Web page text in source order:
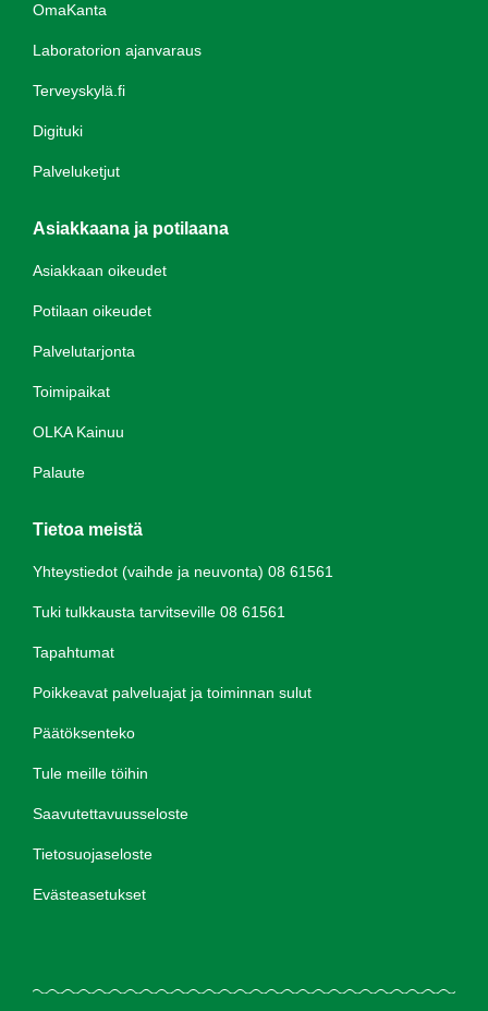
OmaKanta
Laboratorion ajanvaraus
Terveyskylä.fi
Digituki
Palveluketjut
Asiakkaana ja potilaana
Asiakkaan oikeudet
Potilaan oikeudet
Palvelutarjonta
Toimipaikat
OLKA Kainuu
Palaute
Tietoa meistä
Yhteystiedot (vaihde ja neuvonta) 08 61561
Tuki tulkkausta tarvitseville 08 61561
Tapahtumat
Poikkeavat palveluajat ja toiminnan sulut
Päätöksenteko
Tule meille töihin
Saavutettavuusseloste
Tietosuojaseloste
Evästeasetukset